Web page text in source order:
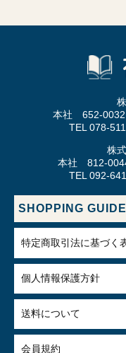
本社 652-0032
TEL 078-
株
本社 812-
TEL 092-
SHOPPING GUIDE
特定商取引法に基づく
個人情報保護方針
送料について
会員規約